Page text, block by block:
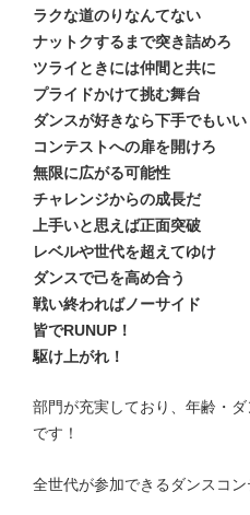
ラクな道のりなんてない
ナットクするまで突き詰めろ
ツライときには仲間と共に
プライドかけて挑む舞台
ダンスが好きなら下手でもいい
コンテストへの扉を開けろ
無限に広がる可能性
チャレンジからの成長だ
上手いと思えば正面突破
レベルや世代を超えてゆけ
ダンスで己を高め合う
戦い終わればノーサイド
皆でRUNUP！
駆け上がれ！
部門が充実しており、年齢・
です！
全世代が参加できるダンスコン